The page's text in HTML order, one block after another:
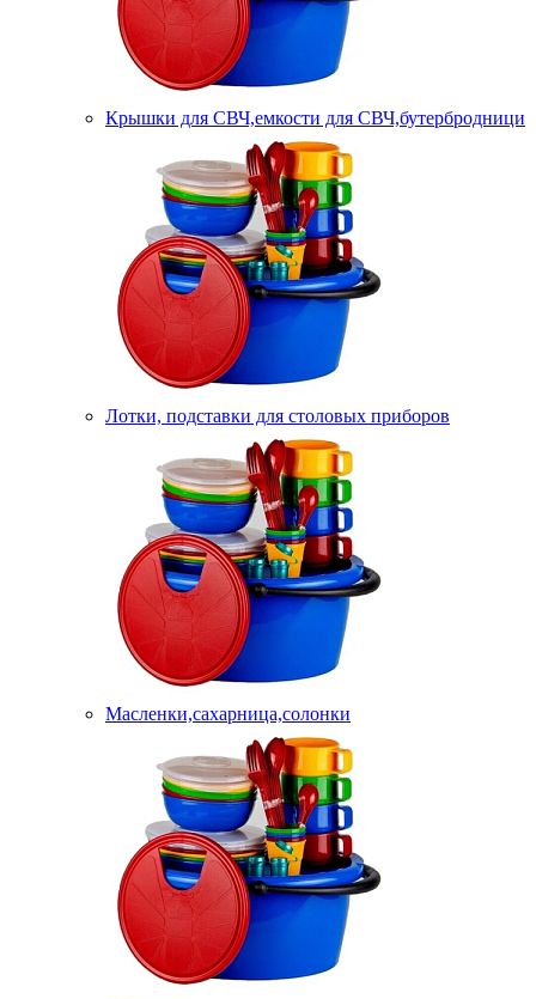
Крышки для СВЧ,емкости для СВЧ,бутербродници
Лотки, подставки для столовых приборов
Масленки,сахарница,солонки